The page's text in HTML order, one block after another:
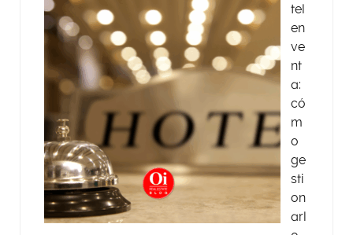
tel
en
ve
nt
a:
có
m
o
ge
sti
on
arl